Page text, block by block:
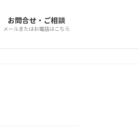
お問合せ・ご相談
メールまたはお電話はこちら